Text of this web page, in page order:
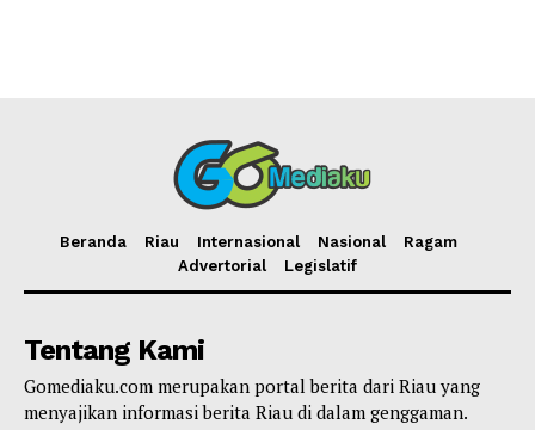
Beranda Riau Internasional Nasional
Ragam
Advertorial
Legislatif
Tentang Kami
Gomediaku.com merupakan portal berita dari Riau yang
menyajikan informasi berita Riau di dalam genggaman.